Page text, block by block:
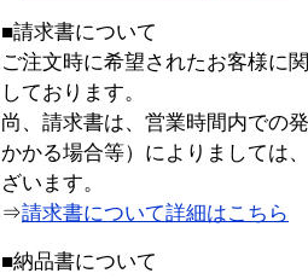
■請求書について
ご注文時に希望されたお客様に
しております。
尚、請求書は、営業時間内での
かかる場合等）によりましては
ざいます。
⇒請求書について詳細はこちら
■納品書について